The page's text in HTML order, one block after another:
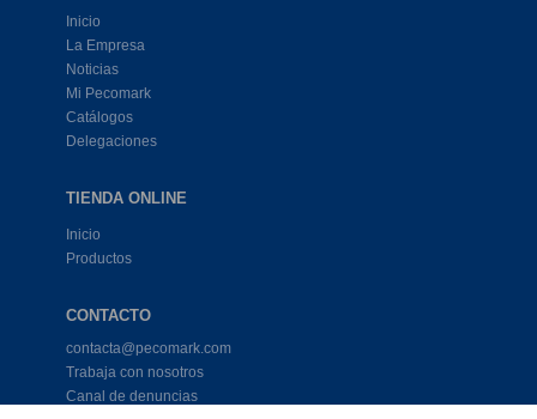
Inicio
La Empresa
Noticias
Mi Pecomark
Catálogos
Delegaciones
TIENDA ONLINE
Inicio
Productos
CONTACTO
contacta@pecomark.com
Trabaja con nosotros
Canal de denuncias